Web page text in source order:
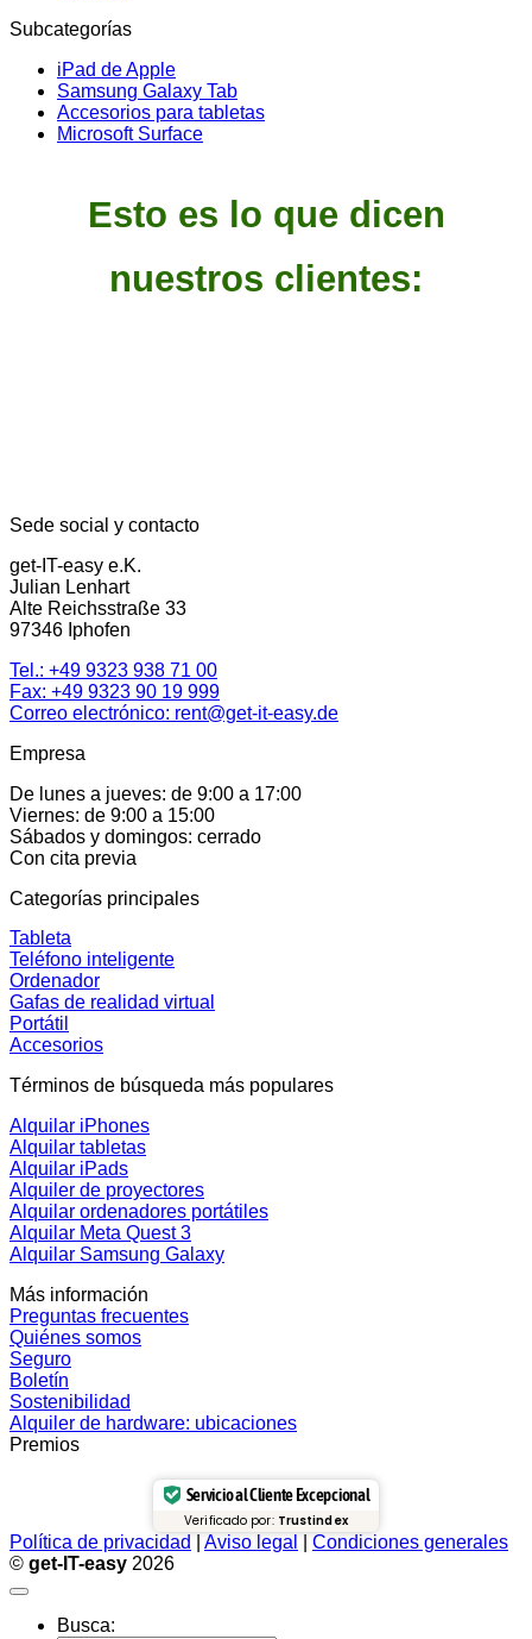
Subcategorías
iPad de Apple
Samsung Galaxy Tab
Accesorios para tabletas
Microsoft Surface
Esto es lo que dicen
nuestros clientes:
Sede social y contacto
get-IT-easy e.K.
Julian Lenhart
Alte Reichsstraße 33
97346 Iphofen
Tel.: +49 9323 938 71 00
Fax: +49 9323 90 19 999
Correo electrónico: rent@get-it-easy.de
Empresa
De lunes a jueves: de 9:00 a 17:00
Viernes: de 9:00 a 15:00
Sábados y domingos: cerrado
Con cita previa
Categorías principales
Tableta
Teléfono inteligente
Ordenador
Gafas de realidad virtual
Portátil
Accesorios
Términos de búsqueda más populares
Alquilar iPhones
Alquilar tabletas
Alquilar iPads
Alquiler de proyectores
Alquilar ordenadores portátiles
Alquilar Meta Quest 3
Alquilar Samsung Galaxy
Más información
Preguntas frecuentes
Quiénes somos
Seguro
Boletín
Sostenibilidad
Alquiler de hardware: ubicaciones
Premios
Servicio al Cliente Excepcional
Verificado por: Trustindex
Política de privacidad Aviso legal
Condiciones generales
© get-IT-easy 2026
Busca: